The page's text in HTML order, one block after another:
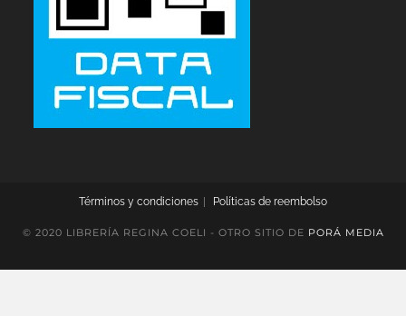
Términos y condiciones Políticas de reembolso
© 2020 LIBRERÍA REGINA COELI - OTRO SITIO DE PORÁ MEDIA